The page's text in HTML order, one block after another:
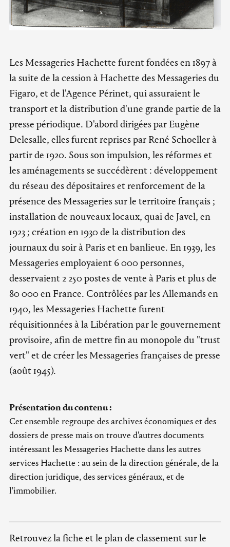
Les Messageries Hachette furent fondées en 1897 à
la suite de la cession à Hachette des Messageries du
Figaro, et de l'Agence Périnet, qui assuraient le
transport et la distribution d'une grande partie de la
presse périodique. D'abord dirigées par Eugène
Delesalle, elles furent reprises par René Schoeller à
partir de 1920. Sous son impulsion, les réformes et
les aménagements se succédèrent : développement
du réseau des dépositaires et renforcement de la
présence des Messageries sur le territoire français ;
installation de nouveaux locaux, quai de Javel, en
1923 ; création en 1930 de la distribution des
journaux du soir à Paris et en banlieue. En 1939, les
Messageries employaient 6 000 personnes,
desservaient 2 250 postes de vente à Paris et plus de
80 000 en France. Contrôlées par les Allemands en
1940, les Messageries Hachette furent
réquisitionnées à la Libération par le gouvernement
provisoire, afin de mettre fin au monopole du "trust
vert" et de créer les Messageries françaises de presse
(août 1945).
Présentation du contenu :
Cet ensemble regroupe des archives économiques et des
dossiers de presse mais on trouve d'autres documents
intéressant les Messageries Hachette dans les autres
services Hachette : au sein de la direction générale, de la
direction juridique, des services généraux, et de
l'immobilier.
Retrouvez la fiche et le plan de classement sur le